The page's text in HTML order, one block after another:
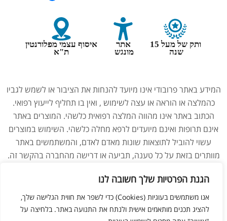
הגנת הפרטיות שלך חשובה לנו
אנו משתמשים בעוגיות (Cookies) כדי לשפר את חווית הגלישה שלך,
להציג תכנים מותאמים אישית ולנתח את התנועה באתר. בלחיצה על
ותק של מעל 15
שנה
אתר
מונגש
איסוף עצמי מפלורנטין
ת"א
המידע באתר פרובודי אינו מיועד להנחות את הציבור או לשמש לגביו
כהמלצה או הוראה או עצה לשימוש , ואין בו תחליף לייעוץ רפואי.
הכתוב באתר אינו מהווה המלצה רפואית כלשהי. המוצרים באתר
אינם תרופות ואינם מיועדים לרפא מחלה כלשהי. השימוש במוצרים
עשוי להוביל לתוצאות שונות מאדם לאדם, והמשתמשים באתר
מוותרים בזאת על כל טענה, תביעה או דרישה מהחברה בהקשר זה.
ברופא לפני השימוש במוצרים. התמונות באתר הן להמחשה בלבד.